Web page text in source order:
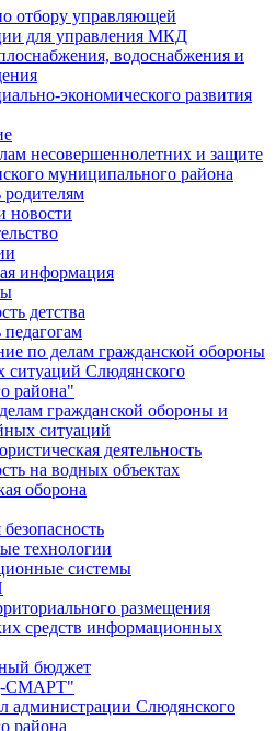
отбору управляющей
для управления МКД
водоснабжения и
экономического развития
несовершеннолетних и защите
муниципального района
новости
информация
детства
по делам гражданской обороны
ситуаций Слюдянского
района"
гражданской обороны и
ситуаций
деятельность
на водных объектах
оборона
технологии
системы
размещения
средств информационных
бюджет
СМАРТ"
администрации Слюдянского
района